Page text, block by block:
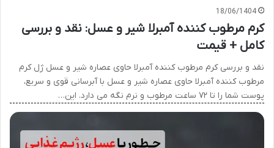
18/06/1404
کرم مرطوب کننده آمبرلا شیر و عسل: نقد و بررسی
کامل + قیمت
نقد و بررسی کرم مرطوب کننده آمبرلا حاوی عصاره شیر و عسل ژل کرم
مرطوب کننده آمبرلا حاوی عصاره شیر و عسل با آبرسانی قوی و سریع،
پوست شما را تا ۷۲ ساعت مرطوب و نرم نگه می دارد. این…